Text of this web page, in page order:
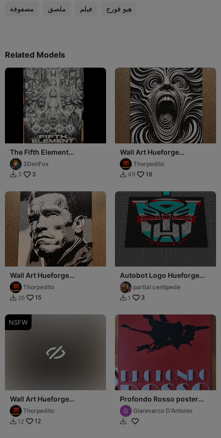
مصفوفة ملصق فيلم هيو فورج
Related Models
The Fifth Element
Hueforge 139x200
3DenFox
 3 3
Wall Art Hueforge
Mil_rallas
Thorpedito
 49 19
Wall Art Hueforge
Arni_Front_
Thorpedito
 26 15
Autobot Logo Hueforge
Reliefpartial centipede
 1 3
NSFW

Wall Art Hueforge
Abu_Cañera
Thorpedito
 12 12
Profondo Rosso poster
HueforgeGianmarco D'Antonio
